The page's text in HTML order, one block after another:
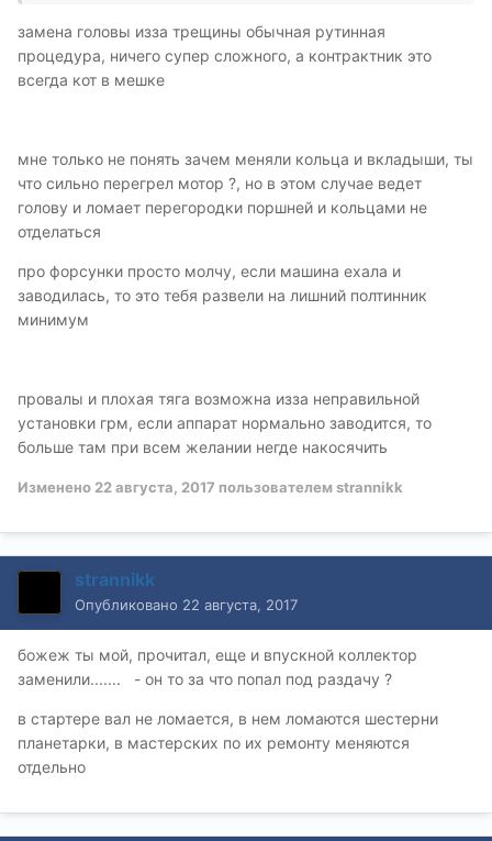
замена головы изза трещины обычная рутинная
процедура, ничего супер сложного, а контрактник это
всегда кот в мешке
мне только не понять зачем меняли кольца и вкладыши, ты
что сильно перегрел мотор ?, но в этом случае ведет
голову и ломает перегородки поршней и кольцами не
отделаться
про форсунки просто молчу, если машина ехала и
заводилась, то это тебя развели на лишний полтинник
минимум
провалы и плохая тяга возможна изза неправильной
установки грм, если аппарат нормально заводится, то
больше там при всем желании негде накосячить
Изменено 22 августа, 2017 пользователем strannikk
strannikk
Опубликовано 22 августа, 2017
божеж ты мой, прочитал, еще и впускной коллектор
заменили....... - он то за что попал под раздачу ?
в стартере вал не ломается, в нем ломаются шестерни
планетарки, в мастерских по их ремонту меняются
отдельно